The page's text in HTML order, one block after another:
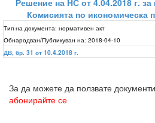
Решение на НС от 4.04.2018 г.
Комисията по икономическа
Тип на документа: нормативен акт
Обнародван/Публикуван на: 2018-04-10
ДВ, бр. 31 от 10.4.2018 г.
За да можете да ползвате
абонирайте се